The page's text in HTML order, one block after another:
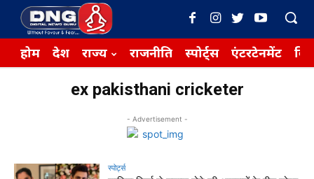
होम देश राज्य राजनीति स्पोर्ट्स एंटरटेनमेंट
ex pakisthani cricketer
- Advertisement -
स्पोर्ट्स